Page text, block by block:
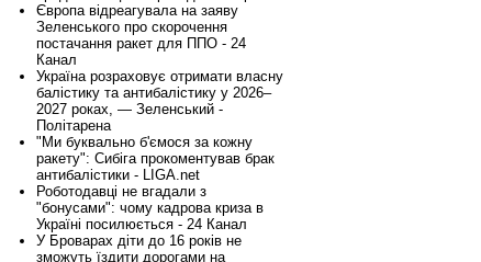
Європа відреагувала на заяву
Зеленського про скорочення
постачання ракет для ППО - 24
Канал
Україна розраховує отримати власну
балістику та антибалістику у 2026–
2027 роках, — Зеленський -
Політарена
"Ми буквально б'ємося за кожну
ракету": Сибіга прокоментував брак
антибалістики - LIGA.net
Роботодавці не вгадали з
"бонусами": чому кадрова криза в
Україні посилюється - 24 Канал
У Броварах діти до 16 років не
зможуть їздити дорогами на